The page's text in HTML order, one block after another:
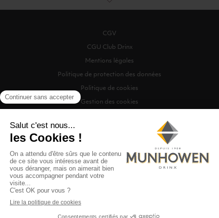
CGV
CGU Club Drinx
Mentions légales
Politique de protection des données
Politique de cookies
Gestion des cookies
©2026 Munhowen Drinx / Tous droits réservés
Digitalised by